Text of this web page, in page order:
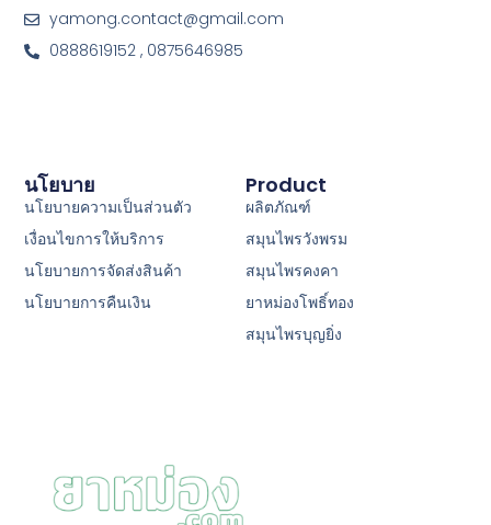
Product
ผลิตภัณฑ์
สมุนไพรวังพรม
สมุนไพรคงคา
ยาหม่องโพธิ์ทอง
สมุนไพรบุญยิ่ง
นโยบาย
นโยบายความเป็นส่วนตัว
เงื่อนไขการให้บริการ
นโยบายการจัดส่งสินค้า
นโยบายการคืนเงิน
yamong.contact@gmail.com
0888619152 , 0875646985